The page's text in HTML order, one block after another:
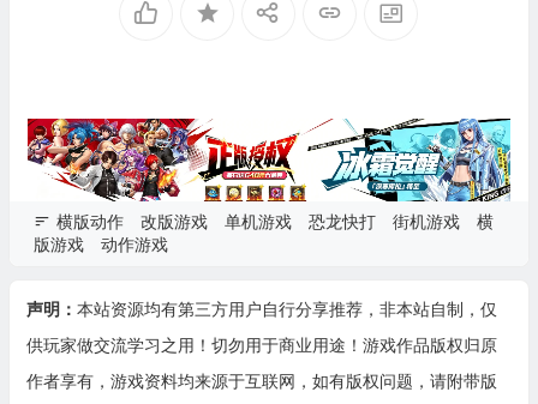
横版动作 改版游戏 单机游戏 恐龙快打 街机游戏
横
版游戏
动作游戏
声明： 本站资源均有第三方用户自行分享推荐，非本站自制，仅
供玩家做交流学习之用！切勿用于商业用途！游戏作品版权归原
作者享有，游戏资料均来源于互联网，如有版权问题，请附带版